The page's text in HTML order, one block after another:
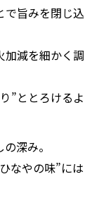
で旨みを閉じ込
加減を細かく調
”ととろけるよ
深み。
なやの味”には